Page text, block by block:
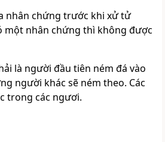
nhân chứng trước khi xử tử
một nhân chứng thì không được
là người đầu tiên ném đá vào
người khác sẽ ném theo. Các
trong các ngươi.